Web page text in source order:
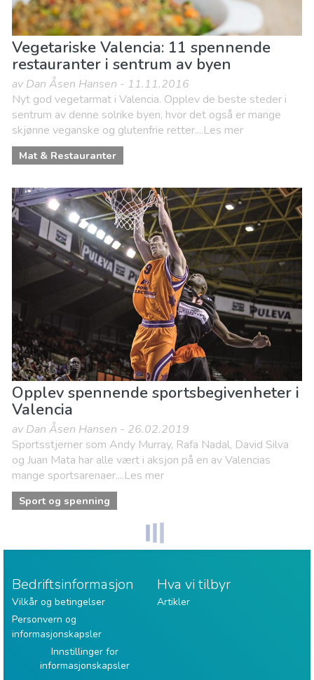
Vegetariske Valencia: 11 spennende
restauranter i sentrum av byen
av Dan Åsen Hansen - 11.11.2016
Nyt god vegetarmat i Valencia. Opplev de beste steder i
sentrum av denne solrike byen, hvor det også er mange
skjønne veganske og glutenfrie retter....Les mer
Mat & Restauranter
Opplev spennende sportsbegivenheter i
Valencia
av Dan Åsen Hansen - 26.02.2019
Sportsstjerner som Andy Murray, Rafa Nadal, David Silva
og Juan Mata har alle vært i aksjon på en av Valencias
mange sportsarenaer....Les mer
Sport og spenning
Bedriftsinformasjon
Vilkår og betingelser
Personvern og
informasjonskapsler
Innstillinger for
informasjonskapsler
Hva vi tilbyr
Artikler